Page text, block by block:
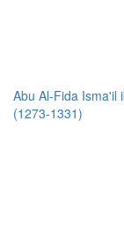
Abu Al-Fida Isma'il
(1273-1331)